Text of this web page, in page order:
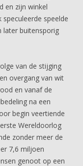
en zijn winkel
speelde
later buitensporig
van de stijging
overgang van wit
en vanaf de
na een
begin veertiende
Wereldoorlog
zonder meer de
7,6 miljoen
genoot op een